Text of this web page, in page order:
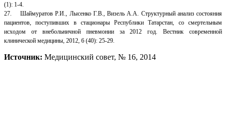
(1): 1-4.
27. Шаймуратов Р.И., Лысенко Г.В., Визель А.А. Структурный анализ состояния
пациентов, поступивших в стационары Республики Татарстан, со смертельным
исходом от внебольничной пневмонии за 2012 год. Вестник современной
клинической медицины, 2012, 6 (40): 25-29.
Источник: Медицинский совет, № 16, 2014